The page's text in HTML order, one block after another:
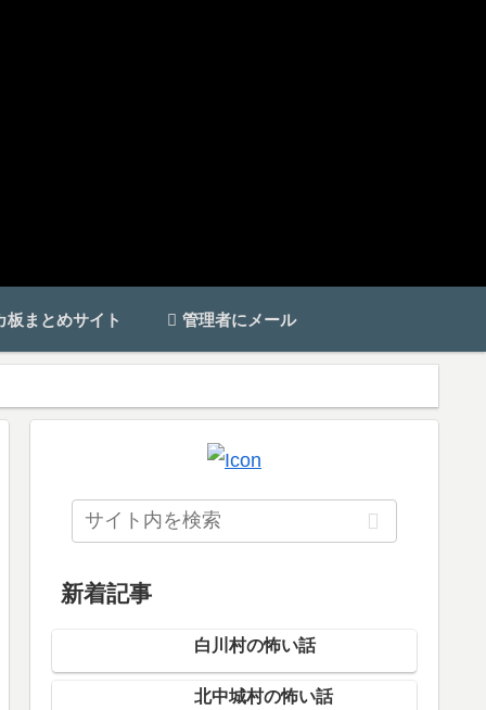
板まとめサイト 管理者にメール
新着記事
白川村の怖い話
北中城村の怖い話